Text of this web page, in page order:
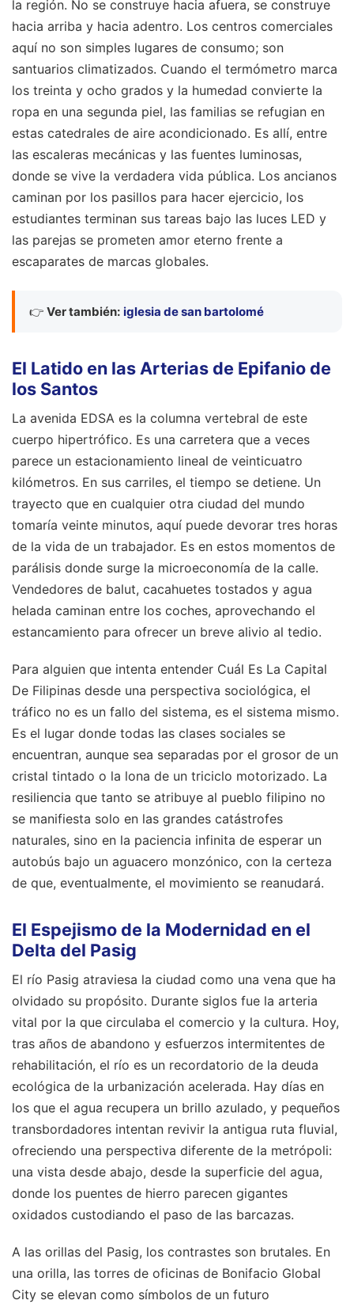
la región. No se construye hacia afuera, se construye
hacia arriba y hacia adentro. Los centros comerciales
aquí no son simples lugares de consumo; son
santuarios climatizados. Cuando el termómetro marca
los treinta y ocho grados y la humedad convierte la
ropa en una segunda piel, las familias se refugian en
estas catedrales de aire acondicionado. Es allí, entre
las escaleras mecánicas y las fuentes luminosas,
donde se vive la verdadera vida pública. Los ancianos
caminan por los pasillos para hacer ejercicio, los
estudiantes terminan sus tareas bajo las luces LED y
las parejas se prometen amor eterno frente a
escaparates de marcas globales.
👉 Ver también: iglesia de san bartolomé
El Latido en las Arterias de Epifanio de
los Santos
La avenida EDSA es la columna vertebral de este
cuerpo hipertrófico. Es una carretera que a veces
parece un estacionamiento lineal de veinticuatro
kilómetros. En sus carriles, el tiempo se detiene. Un
trayecto que en cualquier otra ciudad del mundo
tomaría veinte minutos, aquí puede devorar tres horas
de la vida de un trabajador. Es en estos momentos de
parálisis donde surge la microeconomía de la calle.
Vendedores de balut, cacahuetes tostados y agua
helada caminan entre los coches, aprovechando el
estancamiento para ofrecer un breve alivio al tedio.
Para alguien que intenta entender Cuál Es La Capital
De Filipinas desde una perspectiva sociológica, el
tráfico no es un fallo del sistema, es el sistema mismo.
Es el lugar donde todas las clases sociales se
encuentran, aunque sea separadas por el grosor de un
cristal tintado o la lona de un triciclo motorizado. La
resiliencia que tanto se atribuye al pueblo filipino no
se manifiesta solo en las grandes catástrofes
naturales, sino en la paciencia infinita de esperar un
autobús bajo un aguacero monzónico, con la certeza
de que, eventualmente, el movimiento se reanudará.
El Espejismo de la Modernidad en el
Delta del Pasig
El río Pasig atraviesa la ciudad como una vena que ha
olvidado su propósito. Durante siglos fue la arteria
vital por la que circulaba el comercio y la cultura. Hoy,
tras años de abandono y esfuerzos intermitentes de
rehabilitación, el río es un recordatorio de la deuda
ecológica de la urbanización acelerada. Hay días en
los que el agua recupera un brillo azulado, y pequeños
transbordadores intentan revivir la antigua ruta fluvial,
ofreciendo una perspectiva diferente de la metrópoli:
una vista desde abajo, desde la superficie del agua,
donde los puentes de hierro parecen gigantes
oxidados custodiando el paso de las barcazas.
A las orillas del Pasig, los contrastes son brutales. En
una orilla, las torres de oficinas de Bonifacio Global
City se elevan como símbolos de un futuro